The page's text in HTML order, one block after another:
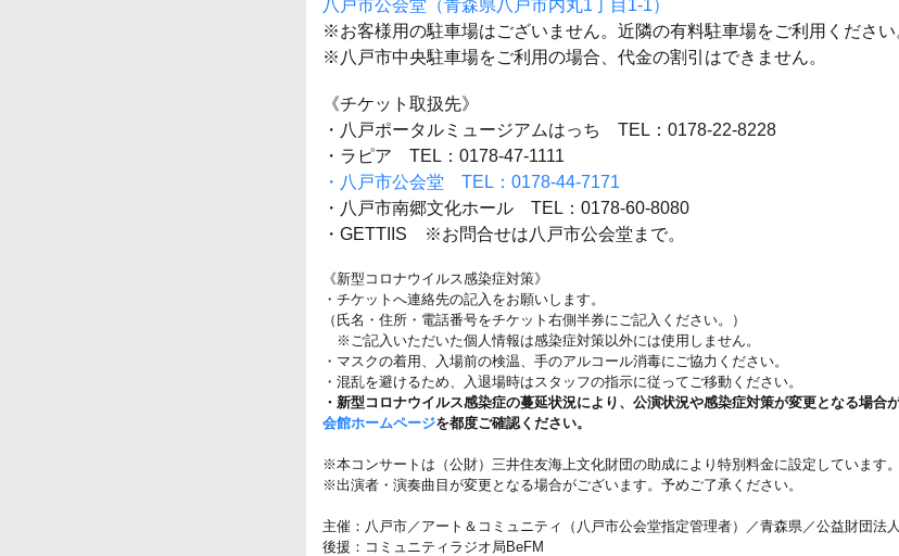
八戸市公会堂（青森県八戸市内丸1丁目1-1）
※お客様用の駐車場はございません。近隣の有料駐車場をご利用ください
※八戸市中央駐車場をご利用の場合、代金の割引はできません。
《チケット取扱先》
・八戸ポータルミュージアムはっち TEL：0178-22-8228
・ラピア TEL：0178-47-1111
・八戸市公会堂 TEL：0178-44-7171
・八戸市南郷文化ホール TEL：0178-60-8080
・GETTIIS ※お問合せは八戸市公会堂まで。
《新型コロナウイルス感染症対策》
・チケットへ連絡先の記入をお願いします。
（氏名・住所・電話番号をチケット右側半券にご記入ください。）
※ご記入いただいた個人情報は感染症対策以外には使用しません。
・マスクの着用、入場前の検温、手のアルコール消毒にご協力ください。
・混乱を避けるため、入退場時はスタッフの指示に従ってご移動ください。
・新型コロナウイルス感染症の蔓延状況により、公演状況や感染症対策が変更となる場合
会館ホームページを都度ご確認ください。
※本コンサートは（公財）三井住友海上文化財団の助成により特別料金に設定しています。
※出演者・演奏曲目が変更となる場合がございます。予めご了承ください。
主催：八戸市／アート＆コミュニティ（八戸市公会堂指定管理者）／青森県／公益財団法
後援：コミュニティラジオ局BeFM